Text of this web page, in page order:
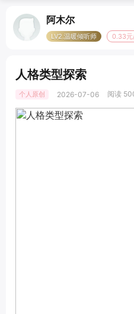
阿木尔
LV2.温暖倾听师 0.33元
人格类型探索
个人原创 2026-07-06 阅读